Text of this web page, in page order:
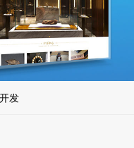
发